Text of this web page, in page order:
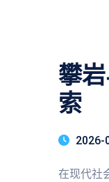
攀
索
2026-
在现代社